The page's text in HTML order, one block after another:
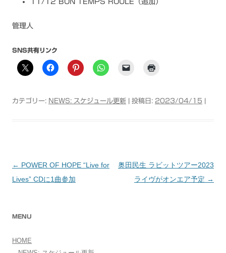
11/12 BON TEMPS ROULE（追加）
管理人
SNS共有リンク
カテゴリー: NEWS: スケジュール更新 | 投稿日: 2023/04/15
投稿ナビゲーション
← POWER OF HOPE “Live for
Lives” CDに1曲参加
奥田民生 ラビットツアー2023
ライヴがオンエア予定 →
MENU
HOME